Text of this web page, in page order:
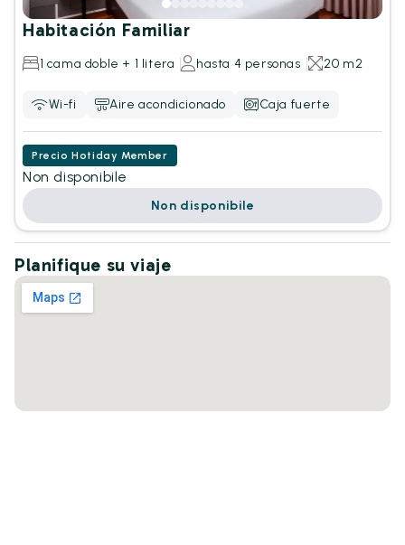
Habitación Familiar
1 cama doble + 1 litera hasta 4 personas 20 m2
Wi-fi Aire acondicionado Caja fuerte
Precio Hotiday Member
Non disponibile
Non disponibile
Planifique su viaje